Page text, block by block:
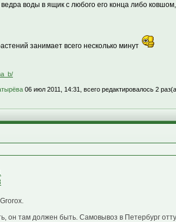
воды в ящик с любого его конца либо
занимает всего несколько минут
06 июл 2011, 14:31, всего редактировалось 2
он там должен быть. Самовывоз в Петербург